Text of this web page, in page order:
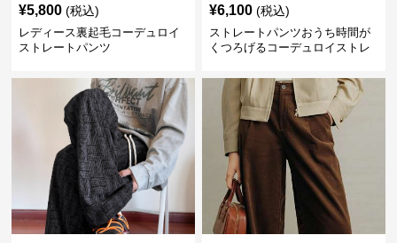
¥5,800 (税込)
レディース裏起毛コーデュロイ
ストレートパンツ
¥6,100 (税込)
ストレートパンツおうち時間が
くつろげるコーデュロイストレ